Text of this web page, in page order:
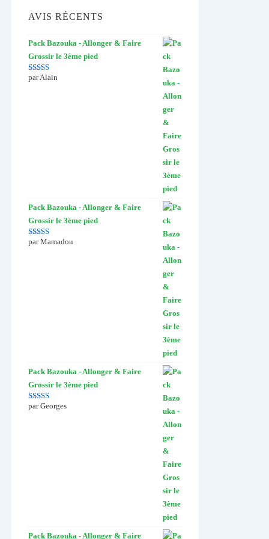
AVIS RÉCENTS
Pack Bazouka - Allonger & Faire
Grossir le 3ème pied
Note5sur 5
par Alain
Pack Bazouka - Allonger & Faire
Grossir le 3ème pied
Note5sur 5
par Mamadou
Pack Bazouka - Allonger & Faire
Grossir le 3ème pied
Note5sur 5
par Georges
Pack Bazouka - Allonger & Faire